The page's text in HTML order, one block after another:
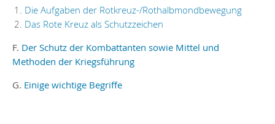
Die Aufgaben der Rotkreuz-/Rothalbmondbewegung
Das Rote Kreuz als Schutzzeichen
F. Der Schutz der Kombattanten sowie Mittel und
Methoden der Kriegsführung
G. Einige wichtige Begriffe